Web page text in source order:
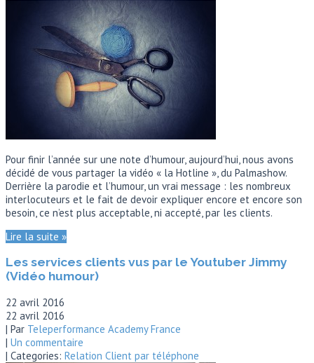
Pour finir l’année sur une note d’humour, aujourd’hui, nous avons
décidé de vous partager la vidéo « la Hotline », du Palmashow.
Derrière la parodie et l’humour, un vrai message : les nombreux
interlocuteurs et le fait de devoir expliquer encore et encore son
besoin, ce n’est plus acceptable, ni accepté, par les clients.
Lire la suite »
Les services clients vus par le Youtuber Jimmy
(Vidéo humour)
22 avril 2016
22 avril 2016
| Par Teleperformance Academy France
| Un commentaire
| Categories: Relation Client par téléphone